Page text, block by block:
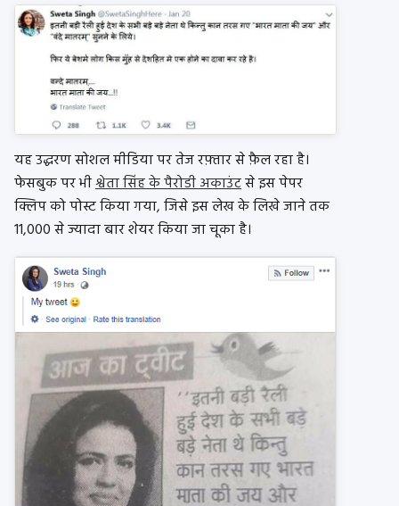
यह उद्धरण सोशल मीडिया पर तेज रफ़्तार से फ़ैल रहा है।
फेसबुक पर भीश्वेता सिंह के पैरोडी अकाउंटसे इस पेपर
क्लिप को पोस्ट किया गया, जिसे इस लेख के लिखे जाने तक
11,000 से ज्यादा बार शेयर किया जा चूका है।